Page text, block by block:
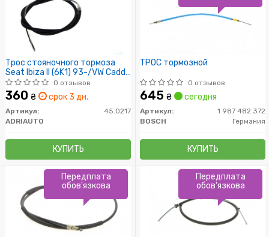
Трос стояночного тормоза
Seat Ibiza II (6K1) 93-/VW Caddy
III (2KA, 2KH) 04-0 отзывов
360 ₴ срок 3 дн.
Артикул:
45.0217
ADRIAUTO
КУПИТЬ
ТРОС тормозной
0 отзывов
645 ₴ сегодня
Артикул:
1 987 482 372
BOSCH
Германия
КУПИТЬ
Передплата
обов'язкова
Передплата
обов'язкова